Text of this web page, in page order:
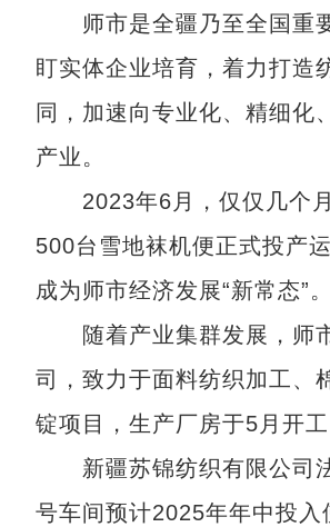
师市是全疆乃至全国重要
盯实体企业培育，着力打造
同，加速向专业化、精细化
产业。
2023年6月，仅仅几个月
500台雪地袜机便正式投产
成为师市经济发展“新常态”。
随着产业集群发展，师市
司，致力于面料纺织加工、
锭项目，生产厂房于5月开
新疆苏锦纺织有限公司法
号车间预计2025年年中投入